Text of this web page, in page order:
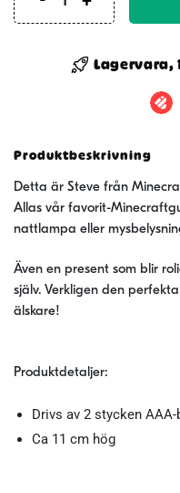
Minecraft
Icon
Lampa
Lagervara,
Produktbeskrivning
Detta är Steve från
Allas vår favorit-
nattlampa eller
Även en present som blir
själv. Verkligen den
älskare!
Produktdetaljer:
Drivs av 2 stycken
Ca 11 cm hög